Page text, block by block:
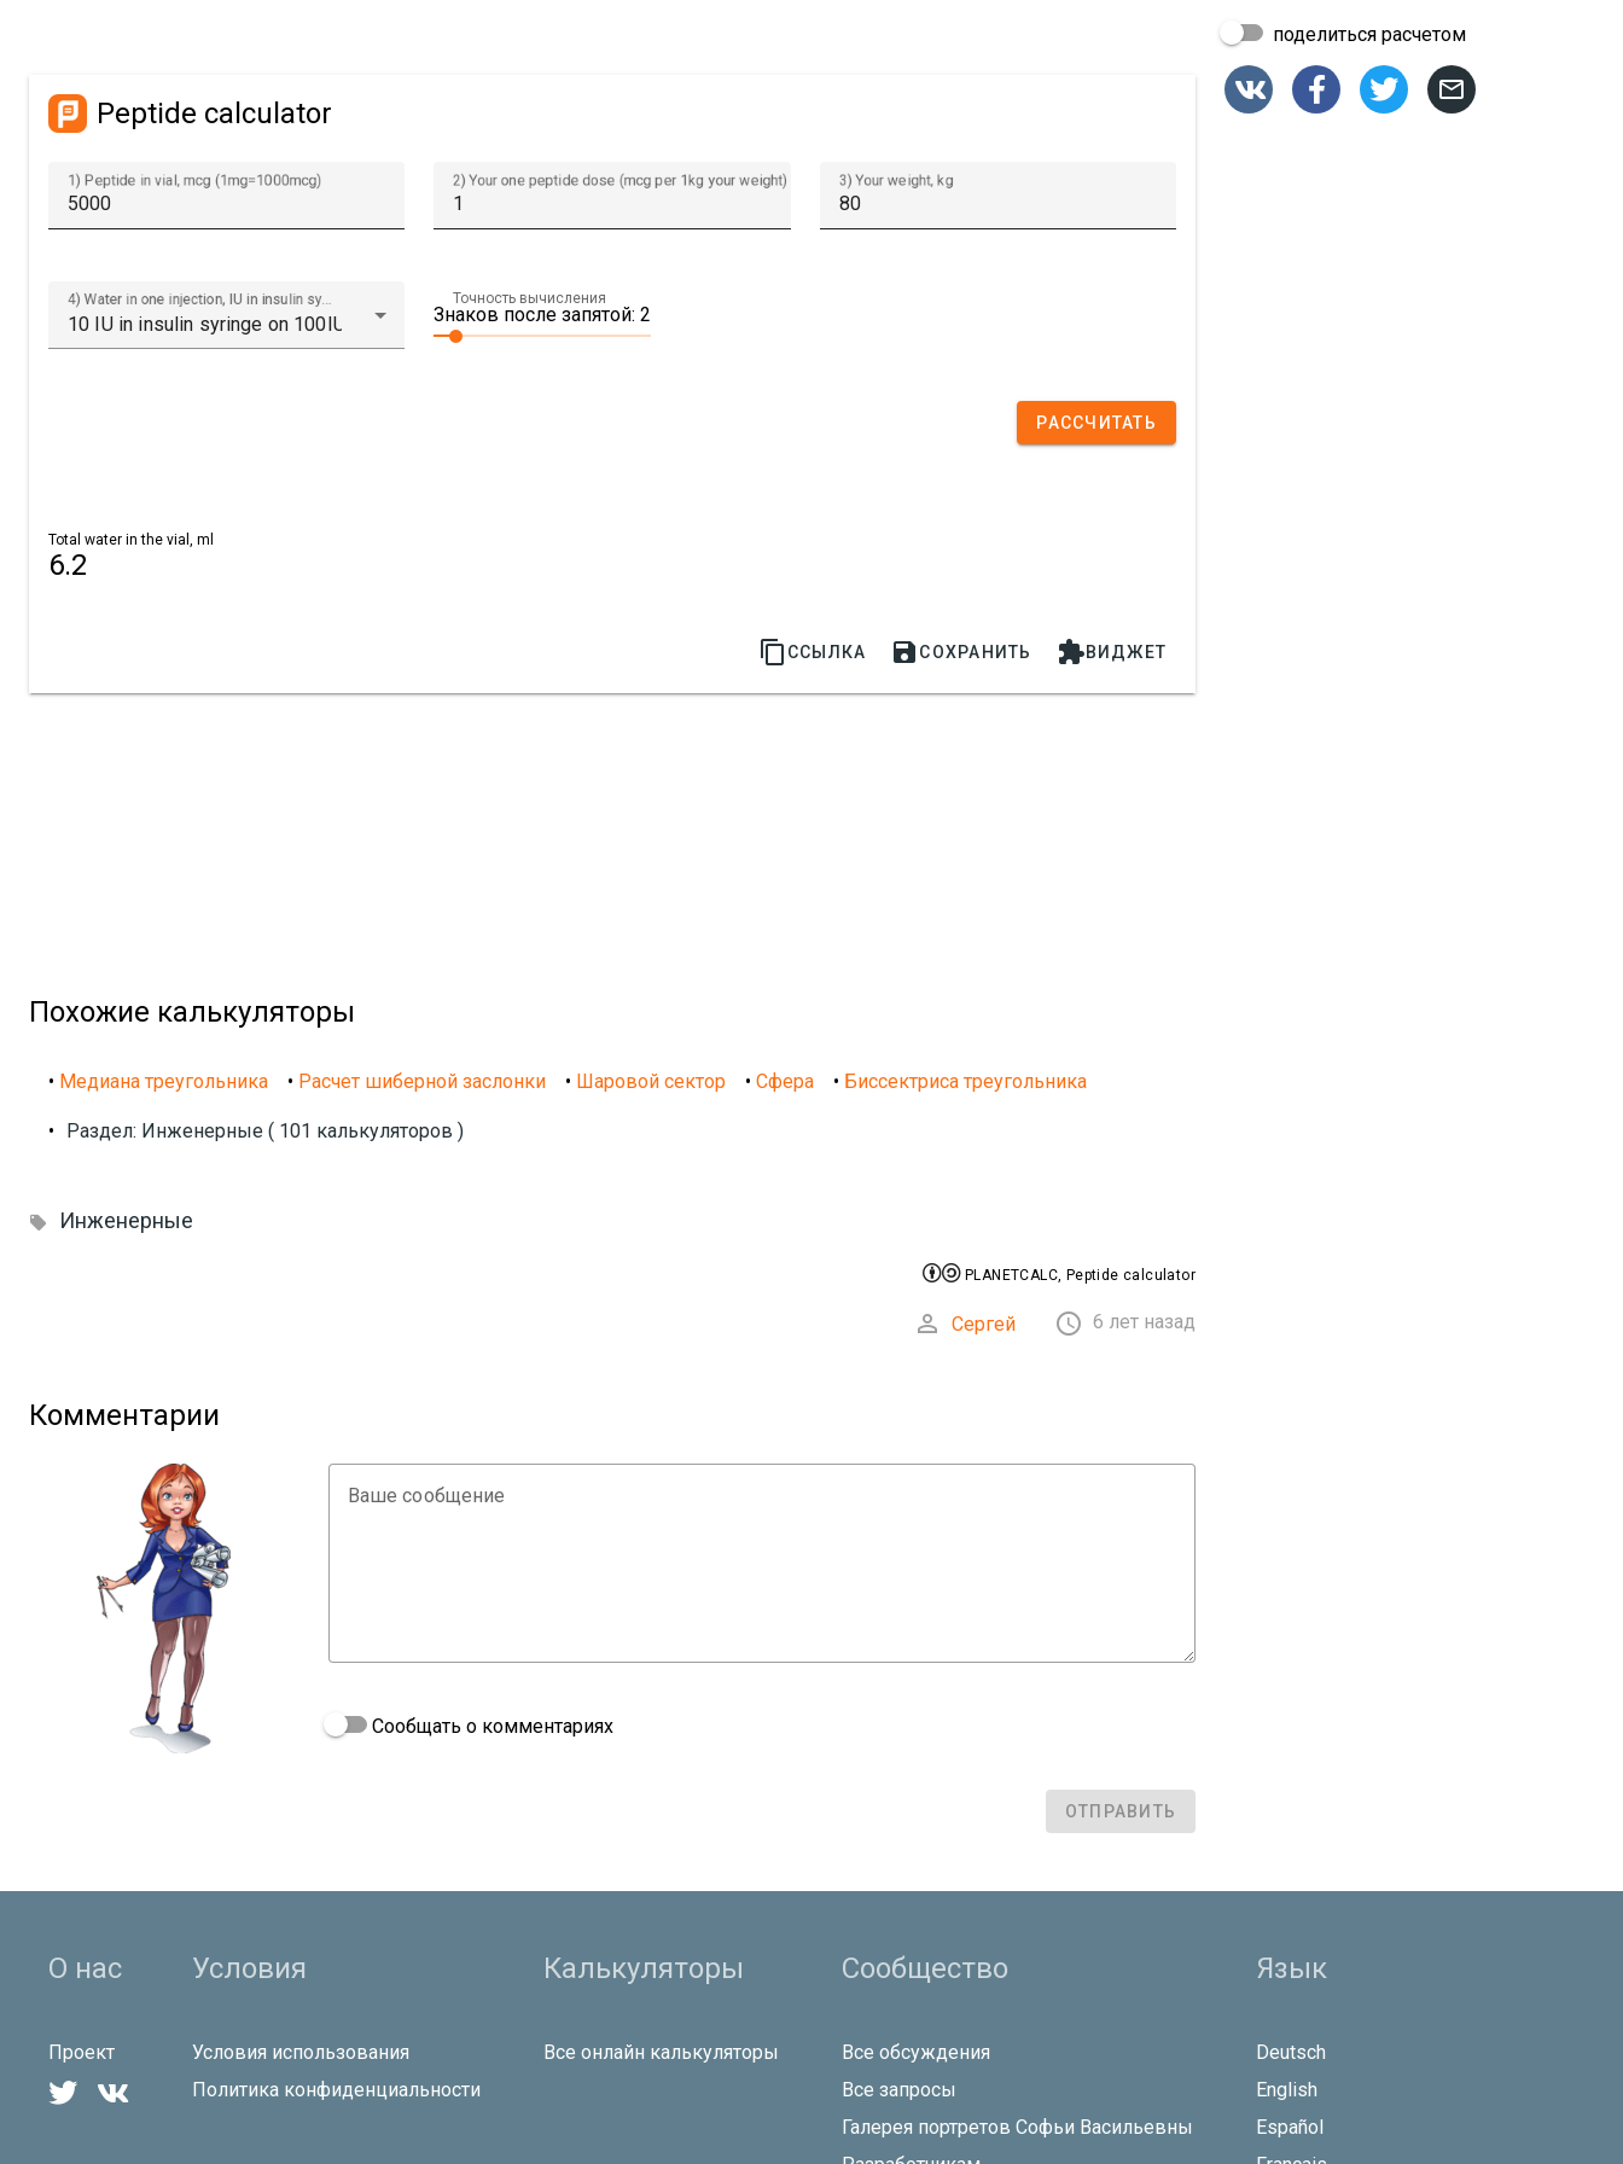
Peptide calculator
1) Peptide in vial, mcg (1mg=1000mcg) 2) Your one peptide dose (mcg per 1kg your weight) 3) Your weight, kg
4) Water in one injection, IU in insulin syringe on 100IU (10IU=0,1ml). Точность вычисления
Знаков после запятой: 2
РАССЧИТАТЬ
Total water in the vial, ml
6.2
 ССЫЛКА  СОХРАНИТЬ ВИДЖЕТ
Похожие калькуляторы
• Медиана треугольника • Расчет шиберной заслонки • Шаровой сектор • Сфера • Биссектриса треугольника
• Раздел: Инженерные ( 101 калькуляторов )
 Инженерные
PLANETCALC, Peptide calculator
 Сергей  6 лет назад
Комментарии
Ваше сообщение
Сообщать о комментариях
ОТПРАВИТЬ
поделиться расчетом
   
О нас
Проект
 
Условия
Условия использования
Политика конфиденциальности
Калькуляторы
Все онлайн калькуляторы
Сообщество
Все обсуждения
Все запросы
Галерея портретов Софьи Васильевны
Язык
Deutsch
English
Español